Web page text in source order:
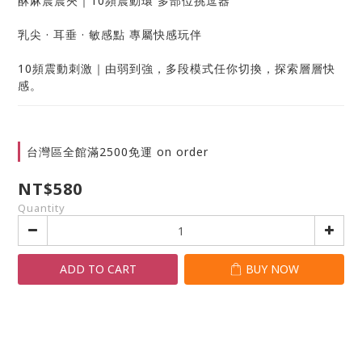
乳尖 · 耳垂 · 敏感點 專屬快感玩伴
10頻震動刺激｜由弱到強，多段模式任你切換，探索層層快
感。
台灣區全館滿2500免運 on order
NT$580
Quantity
ADD TO CART BUY NOW